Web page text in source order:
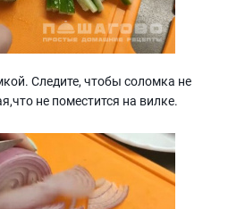
Следите, чтобы соломка не
не поместится на вилке.